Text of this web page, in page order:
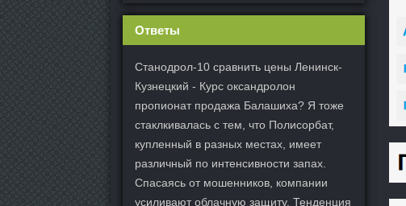
Ответы
Станодрол-10 сравнить цены Ленинск-
Кузнецкий - Курс оксандролон
пропионат продажа Балашиха? Я тоже
стаклкивалась с тем, что Полисорбат,
купленный в разных местах, имеет
различный по интенсивности запах.
Спасаясь от мошенников, компании
усиливают облачную защиту. Тенденция